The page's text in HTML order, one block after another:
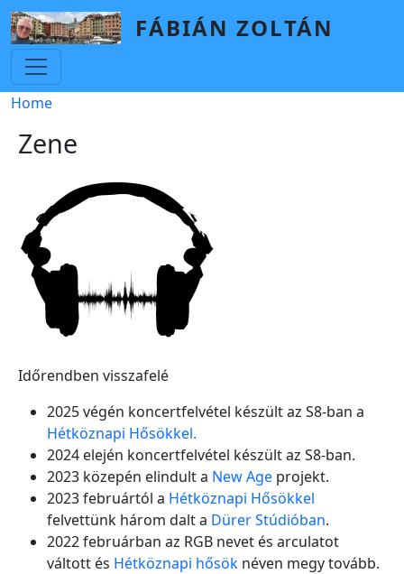
Skip to main content
FÁBIÁN ZOLTÁN
Breadcrumb
Home
Zene
Időrendben visszafelé
2025 végén koncertfelvétel készült az S8-ban a
Hétköznapi Hősökkel.
2024 elején koncertfelvétel készült az S8-ban.
2023 közepén elindult a New Age projekt.
2023 februártól a Hétköznapi Hősökkel
felvettünk három dalt a Dürer Stúdióban.
2022 februárban az RGB nevet és arculatot
váltott és Hétköznapi hősök néven megy tovább.